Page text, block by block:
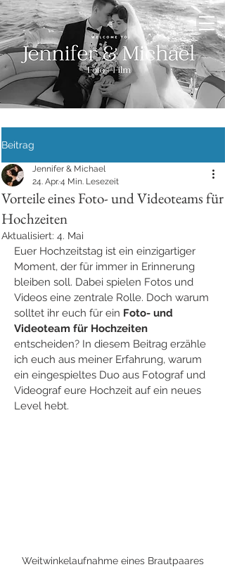
Beitrag
Vorteile eines Foto- und Videoteams für
Hochzeiten
Jennifer & Michael
24. Apr.4 Min. Lesezeit
Aktualisiert: 4. Mai
Euer Hochzeitstag ist ein einzigartiger
Moment, der für immer in Erinnerung
bleiben soll. Dabei spielen Fotos und
Videos eine zentrale Rolle. Doch warum
solltet ihr euch für ein Foto- und
Videoteam für Hochzeiten
entscheiden? In diesem Beitrag erzähle
ich euch aus meiner Erfahrung, warum
ein eingespieltes Duo aus Fotograf und
Videograf eure Hochzeit auf ein neues
Level hebt.
Weitwinkelaufnahme eines Brautpaares